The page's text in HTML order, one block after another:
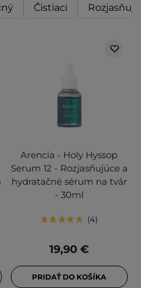
Čistiaci
Arencia - Holy Hyssop
Serum 12 - Rozjasňujúce a
hydratačné sérum na tvár
- 30ml
4
19,90 €
PRIDAŤ DO KOŠÍKA